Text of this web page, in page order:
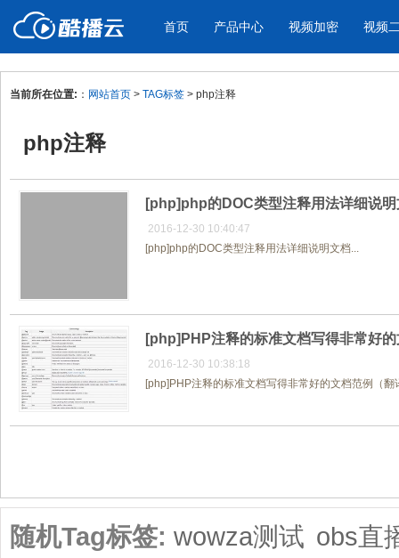
首页 产品中心
产品与新功能
教学课程全终端视频加密
防下载/防盗录/防录屏/防篡改
免费稳定无广
帮助企业视频
视频加密 视频
应用场景
色
内容
当前所在位置: ： 网站首页 > TAG标签 > php注释
php注释
[php]php的DOC类型注释用法详细说明
2016-12-30 10:40:47
[php]php的DOC类型注释用法详细说明文档...
[php]PHP注释的标准文档写得非常好
2016-12-30 10:38:18
[php]PHP注释的标准文档写得非常好的文档范例（
随机Tag标签: wowza测试 obs直